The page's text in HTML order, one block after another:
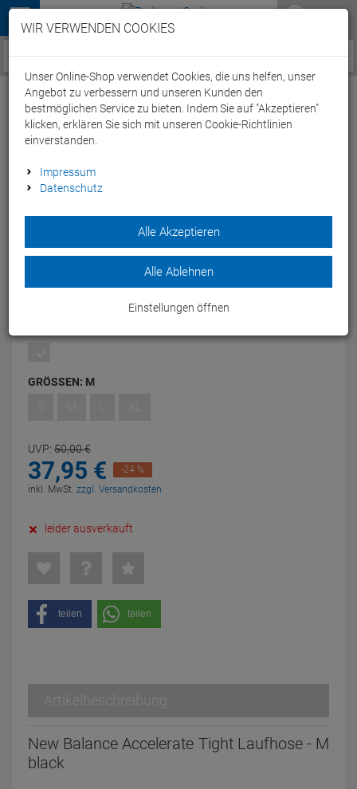
Menü
Service / Hilfe
New Balance Accelerate Tight Laufhose - M
black
Mehr Geschwindigkeit, weniger Zeit. Das ist das Ziel jedes
Läufers. Das leichte gewebte Material gleitet mühelos durch
GRÖSSEN: M
UVP: 50,00€
37,95 €
-24 %
inkl. MwSt. zzgl. Versandkosten
leider ausverkauft
teilen teilen
Artikelbeschreibung
New Balance Accelerate Tight Laufhose - M
black
WIR VERWENDEN COOKIES
Unser Online-Shop verwendet Cookies, die uns helfen, unser
Angebot zu verbessern und unseren Kunden den
bestmöglichen Service zu bieten. Indem Sie auf "Akzeptieren"
klicken, erklären Sie sich mit unseren Cookie-Richtlinien
einverstanden.
Impressum
Datenschutz
Alle Akzeptieren
Alle Ablehnen
Einstellungen öffnen